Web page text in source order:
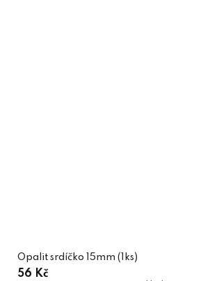
Opalit srdíčko 15mm (1ks)
56 Kč